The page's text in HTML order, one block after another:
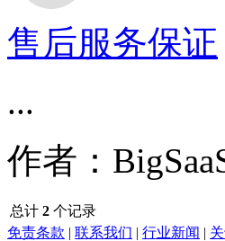
售后服务保证
...
作者：
总计 2 个记录
免责条款 | 联系我们 | 行业新闻 |